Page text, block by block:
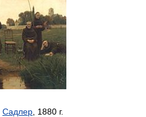
Садлер , 1880 г.